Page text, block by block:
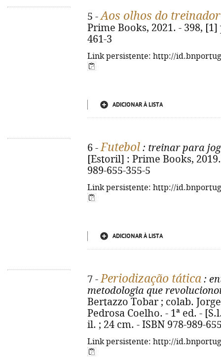
5 -Aos olhos do treinador
Prime Books, 2021. - 398, [1]
461-3
Link persistente: http://
ADICIONAR À LISTA
6 -Futebol : treinar para
[Estoril] : Prime Books,
989-655-355-5
Link persistente: http://
ADICIONAR À LISTA
7 -Periodização tática :
metodologia que
Bertazzo Tobar ; colab.
Pedrosa Coelho. - 1ª ed. -
il. ; 24 cm. - ISBN 978-989-
Link persistente: http://